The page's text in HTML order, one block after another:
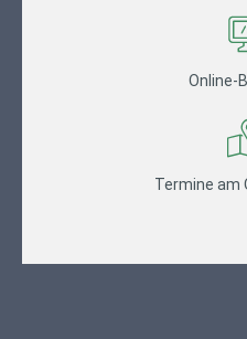
Online-
Termine am